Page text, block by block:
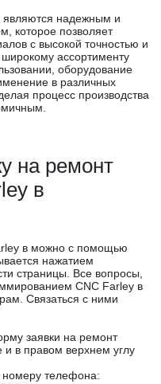
надежным и
которое позволяет
с высокой точностью и
ассортименту
оборудование
в различных
процесс производства
на ремонт
в
в можно с помощью
нажатием
страницы. Все вопросы,
CNC Farley в
Связаться с ними
заявки на ремонт
и в правом верхнем углу
номеру телефона: